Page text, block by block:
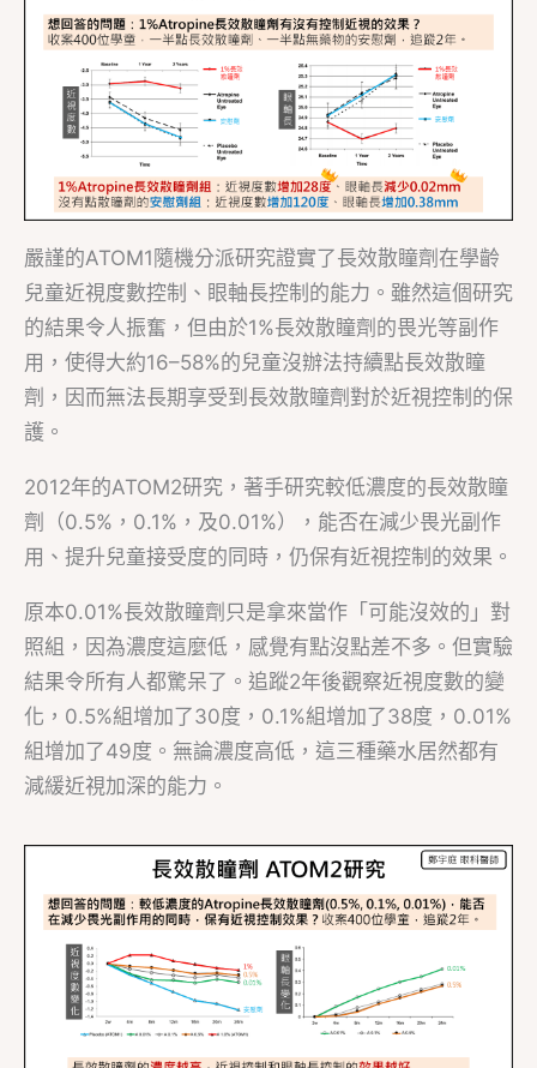
嚴謹的ATOM1隨機分派研究證實了長效散瞳劑在學齡
兒童近視度數控制、眼軸長控制的能力。雖然這個研究
的結果令人振奮，但由於1%長效散瞳劑的畏光等副作
用，使得大約16–58%的兒童沒辦法持續點長效散瞳
劑，因而無法長期享受到長效散瞳劑對於近視控制的保
護。
2012年的ATOM2研究，著手研究較低濃度的長效散瞳
劑（0.5%，0.1%，及0.01%），能否在減少畏光副作
用、提升兒童接受度的同時，仍保有近視控制的效果。
原本0.01%長效散瞳劑只是拿來當作「可能沒效的」對
照組，因為濃度這麼低，感覺有點沒點差不多。但實驗
結果令所有人都驚呆了。追蹤2年後觀察近視度數的變
化，0.5%組增加了30度，0.1%組增加了38度，0.01%
組增加了49度。無論濃度高低，這三種藥水居然都有
減緩近視加深的能力。